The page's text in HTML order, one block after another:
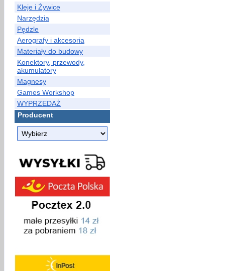
Kleje i Żywice
Narzędzia
Pędzle
Aerografy i akcesoria
Materiały do budowy
Konektory, przewody,
akumulatory
Magnesy
Games Workshop
WYPRZEDAŻ
Producent